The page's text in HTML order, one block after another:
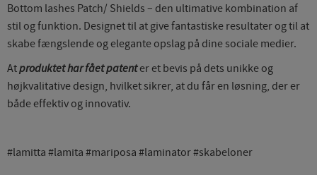
Bottom lashes Patch/ Shields – den ultimative kombination af
stil og funktion. Designet til at give fantastiske resultater og til at
skabe fængslende og elegante opslag på dine sociale medier.
Atproduktet har fået patenter et bevis på dets unikke og
højkvalitative design, hvilket sikrer, at du får en løsning, der er
både effektiv og innovativ.
#lamitta #lamita #mariposa #laminator #skabeloner